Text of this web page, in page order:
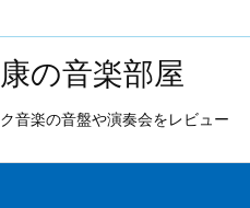
の音楽部屋
音楽の音盤や演奏会をレビュー